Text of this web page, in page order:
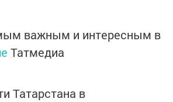
важным и интересным в
Татмедиа
Татарстана в